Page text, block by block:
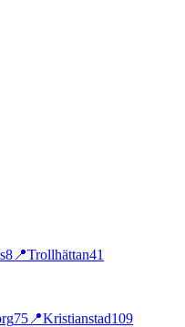
8 📍Trollhättan41
75 📍Kristianstad109